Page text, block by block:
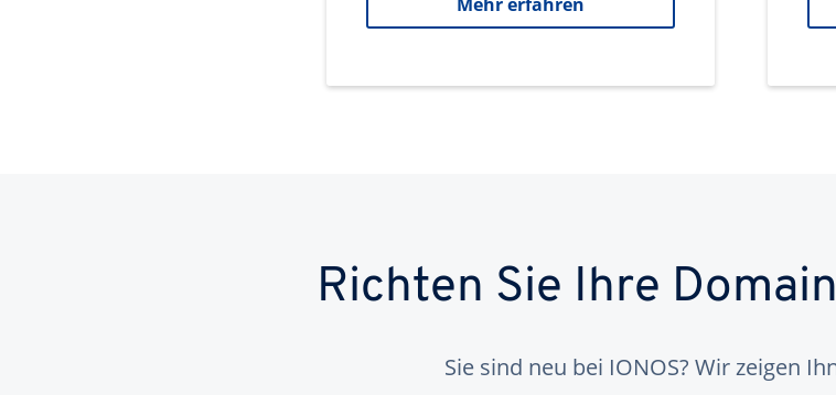
Richten Sie Ihre
Sie sind neu bei IONOS? Wir zeigen